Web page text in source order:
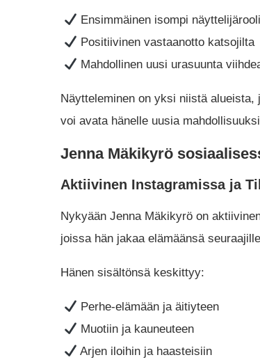
Ensimmäinen isompi näyttelijärooli
Positiivinen vastaanotto katsojilta
Mahdollinen uusi urasuunta
Näytteleminen on yksi niistä
voi avata hänelle uusia
Jenna Mäkikyrö
Aktiivinen Instagramissa ja
Nykyään Jenna Mäkikyrö on
joissa hän jakaa elämäänsä
Hänen sisältönsä keskittyy:
Perhe-elämään ja äitiyteen
Muotiin ja kauneuteen
Arjen iloihin ja haasteisiin